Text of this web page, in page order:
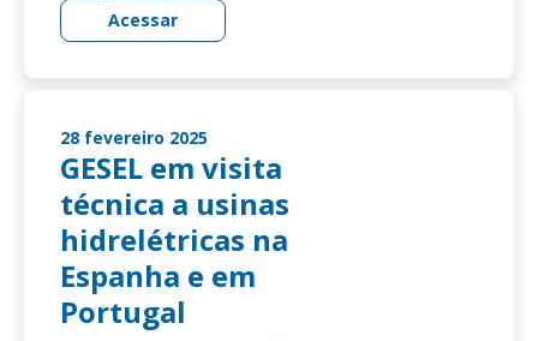
Acessar
28 fevereiro 2025
GESEL em visita
técnica a usinas
hidrelétricas na
Espanha e em
Portugal